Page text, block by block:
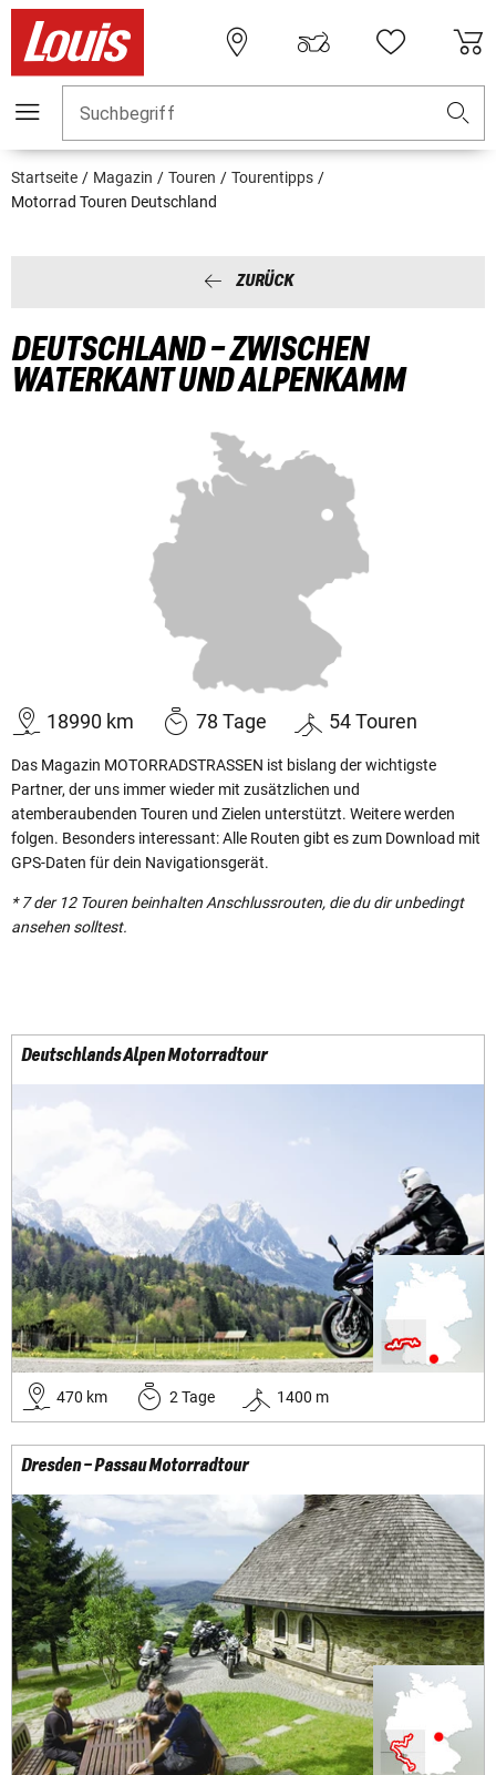
Suchbegriff
Startseite Magazin Touren
Tourentipps
Motorrad Touren Deutschland
ZURÜCK
DEUTSCHLAND – ZWISCHEN
WATERKANT UND ALPENKAMM
18990 km 78 Tage 54Touren
Das Magazin MOTORRADSTRASSEN ist bislang der wichtigste
Partner, der uns immer wieder mit zusätzlichen und
atemberaubenden Touren und Zielen unterstützt. Weitere werden
folgen. Besonders interessant: Alle Routen gibt es zum Download mit
GPS-Daten für dein Navigationsgerät.
* 7 der 12 Touren beinhalten Anschlussrouten, die du dir unbedingt
ansehen solltest.
Deutschlands Alpen Motorradtour
470 km 2Tage 1400 m
Dresden – Passau Motorradtour